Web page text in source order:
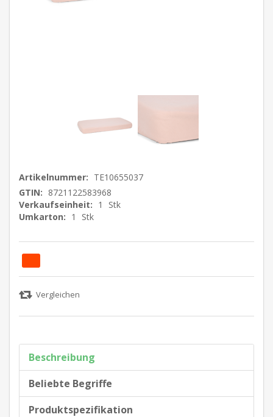
Artikelnummer: TE10655037
GTIN: 8721122583968
Verkaufseinheit: 1
Stk
Umkarton: 1 Stk
Beschreibung
Beliebte Begriffe
Produktspezifikation